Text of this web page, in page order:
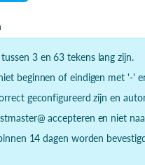
3 en 63 tekens lang zijn.
beginnen of eindigen met '-'
geconfigureerd zijn en
accepteren en niet
14 dagen worden